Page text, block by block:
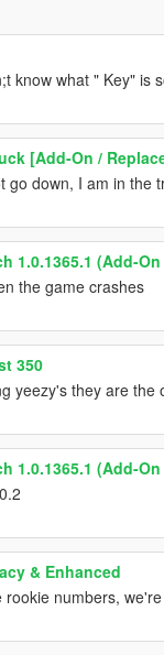
know what " Key" is
[Add-On /
go down, I am in the
1.0.1365.1 (Add-
the game crashes
350
yeezy's they are the
1.0.1365.1 (Add-
& Enhanced
numbers,